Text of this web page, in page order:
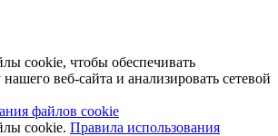
cookie, чтобы обеспечивать
веб-сайта и анализировать сетевой
файлов cookie
cookie. Правила использования